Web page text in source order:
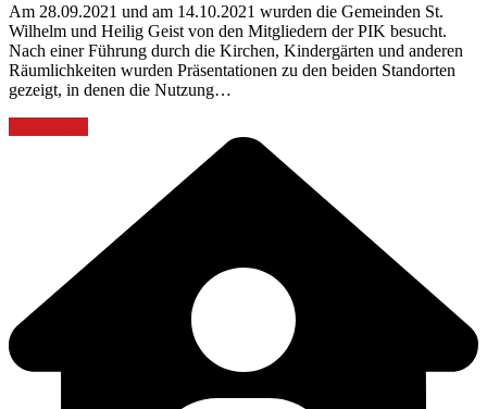
Am 28.09.2021 und am 14.10.2021 wurden die Gemeinden St.
Wilhelm und Heilig Geist von den Mitgliedern der PIK besucht.
Nach einer Führung durch die Kirchen, Kindergärten und anderen
Räumlichkeiten wurden Präsentationen zu den beiden Standorten
gezeigt, in denen die Nutzung…